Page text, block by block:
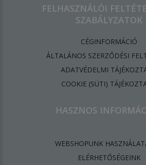
FELHASZNÁLÓI
SZABÁLYZATOK
CÉGINFORMÁCIÓ
ÁLTALÁNOS SZERZŐDÉSI
ADATVÉDELMI
​COOKIE (SÜTI)
HASZNOS
WEBSHOPUNK
ELÉRHETŐSÉGEINK